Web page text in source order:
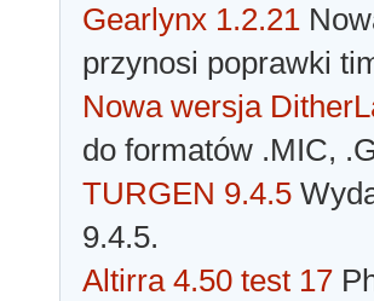
Gearlynx 1.2.21
przynosi poprawki
Nowa wersja
do formatów .MIC,
TURGEN 9.4.5
9.4.5.
Altirra 4.50 test 17